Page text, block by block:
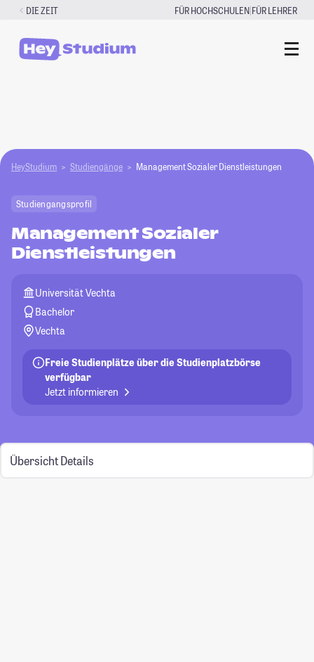
Zum
springen
DIE ZEIT FÜR HOCHSCHULEN|FÜR LEHRER
HeyStudium Studiengänge Management Sozialer Dienstleistungen
Studiengangsprofil
Management Sozialer
Dienstleistungen
Universität Vechta
Bachelor
Vechta
Freie Studienplätze über die Studienplatzbörse
verfügbar
Jetzt informieren
Übersicht Details